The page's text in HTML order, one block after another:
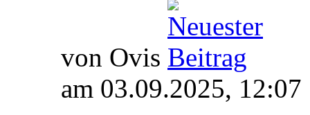
von Ovis
am 03.09.2025, 12:07